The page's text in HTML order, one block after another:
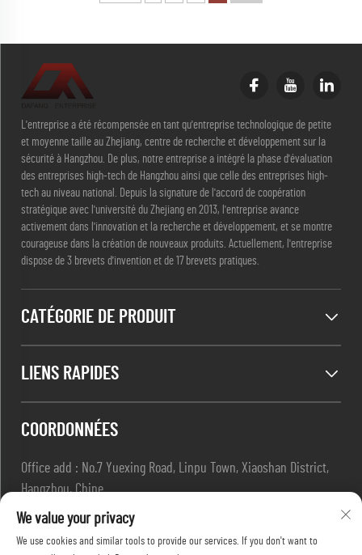
L'entreprise a été récompensée en tant qu'entreprise technologique de petite
et moyenne taille au Zhejiang, centre de recherche et développement sur la
sécurité à Hangzhou. De plus, notre entreprise a intégré la phase d'évaluation
des entreprises high-tech de Hangzhou ainsi que celle des entreprises high-
tech au niveau national. Depuis la signature de l'accord de coopération
stratégique avec l'université du Zhejiang en 2013, l'entreprise avance
activement dans l'innovation et la recherche et développement, et se montre
courageuse dans la création de nouveaux produits. Actuellement, l'entreprise
dispose de 3 brevets d'invention et de 17 brevets pratiques.
CATÉGORIE DE PRODUIT
LIENS RAPIDES
COORDONNÉES
Office add : No.7 Yuexing Road, Linpu Town, Xiaoshan District,
Hangzhou, Chine
E-mail :
[email protected]
+86-13967169961
We value your privacy
We use cookies and similar tools to provide our services. If you don't want to